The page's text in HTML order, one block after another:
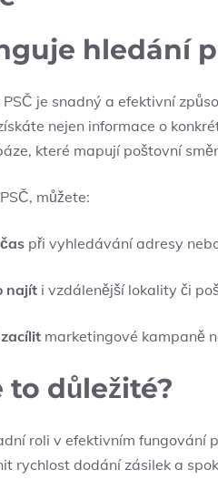
hledání
je‍ snadný a efektivní
nejen informace o
které mapují poštovní
můžete:
při vyhledávání⁣ adresy‍
najít i vzdálenější lokality či
marketingové kampaně
to důležité?
roli v efektivním fungování
rychlost dodání zásilek a